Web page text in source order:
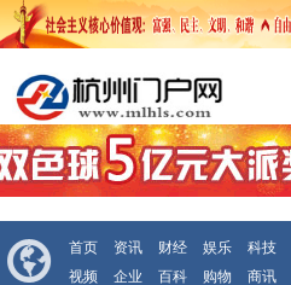
首页 资讯 财经 娱乐 科技
视频
企业 百科 购物 商讯